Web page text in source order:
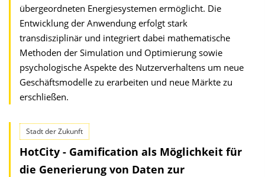
übergeordneten Energiesystemen ermöglicht. Die
Entwicklung der Anwendung erfolgt stark
transdisziplinär und integriert dabei mathematische
Methoden der Simulation und Optimierung sowie
psychologische Aspekte des Nutzerverhaltens um neue
Geschäftsmodelle zu erarbeiten und neue Märkte zu
erschließen.
Stadt der Zukunft
HotCity - Gamification als Möglichkeit für
die Generierung von Daten zur